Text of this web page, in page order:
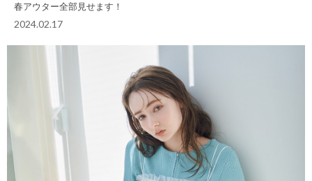
春アウター全部見せます！
2024.02.17